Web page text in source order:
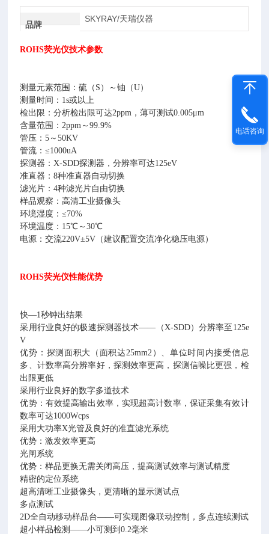
品牌
SKYRAY/天瑞仪器
ROHS荧光仪技术参数
测量元素范围：硫（S）～铀（U）
测量时间：1s或以上
检出限：分析检出限可达2ppm，薄可测试0.005μm
含量范围：2ppm～99.9%
管压：5～50KV
管流：≤1000uA
探测器：X-SDD探测器，分辨率可达125eV
准直器：8种准直器自动切换
滤光片：4种滤光片自由切换
样品观察：高清工业摄像头
环境湿度：≤70%
环境温度：15℃～30℃
电源：交流220V±5V（建议配置交流净化稳压电源）
ROHS荧光仪性能优势
快—1秒钟出结果
采用行业良好的极速探测器技术——（X-SDD）分辨率至125e
V
优势：探测面积大（面积达25mm2）、单位时间内接受信息
多、计数率高分辨率好，探测效率更高，探测信噪比更强，检
出限更低
采用行业良好的数字多道技术
优势：有效提高输出效率，实现超高计数率，保证采集有效计
数率可达1000Wcps
采用大功率X光管及良好的准直滤光系统
优势：激发效率更高
光闸系统
优势：样品更换无需关闭高压，提高测试效率与测试精度
精密的定位系统
超高清晰工业摄像头，更清晰的显示测试点
多点测试
2D全自动移动样品台——可实现图像联动控制，多点连续测试
超小样品检测——小可测到0.2毫米
电话咨询